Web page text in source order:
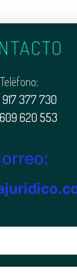
Teléfono:
377 730
620 553